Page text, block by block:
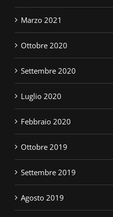
Marzo 2021
Ottobre 2020
Settembre 2020
Luglio 2020
Febbraio 2020
Ottobre 2019
Settembre 2019
Agosto 2019